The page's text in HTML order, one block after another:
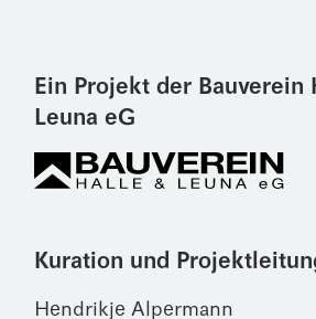
Ein Projekt der Bauverein
Leuna eG
Kuration und
Hendrikje Alpermann